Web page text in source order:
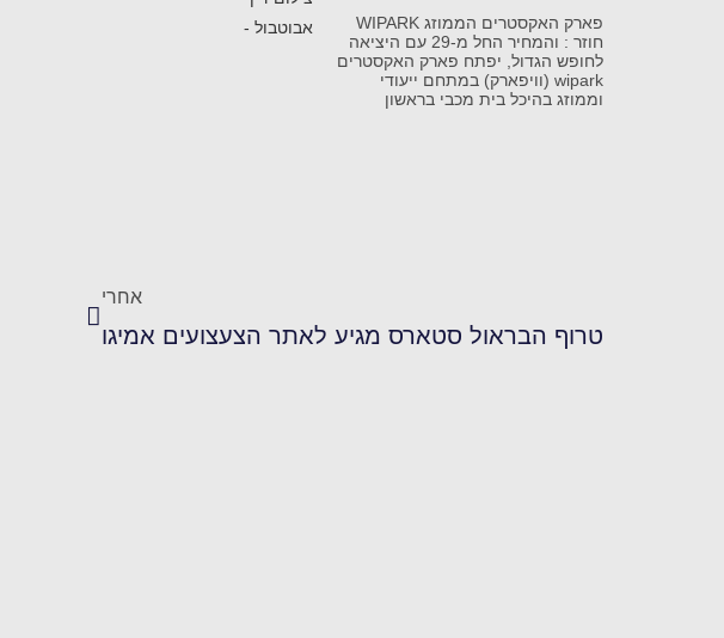
פארק האקסטרים הממוזג WIPARK
חוזר : והמחיר החל מ-29 עם היציאה
לחופש הגדול, יפתח פארק האקסטרים
wipark (וויפארק) במתחם ייעודי
וממוזג בהיכל בית מכבי בראשון
אחרי
טרוף הבראול סטארס מגיע לאתר הצעצועים אמיגו